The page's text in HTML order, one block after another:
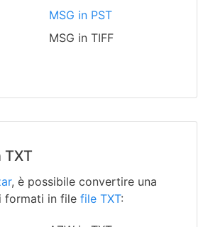
MSG in PST
MSG in TIFF
TXT
, è possibile convertire una
formati in file file TXT: